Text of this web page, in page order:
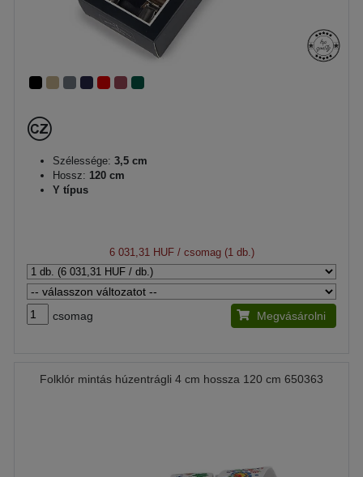
Szélessége: 3,5 cm
Hossz: 120 cm
Y típus
6 031,31 HUF/ csomag (1 db.)
csomag Megvásárolni
Folklór mintás húzentrágli 4 cm hossza 120 cm 650363